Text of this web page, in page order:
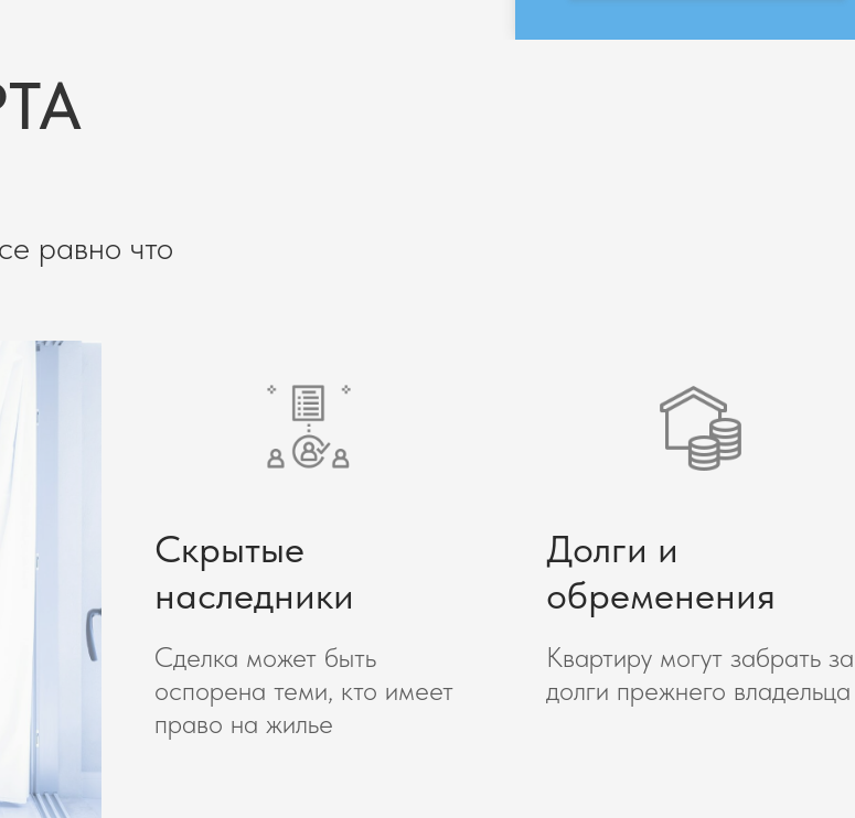
равно что
Скрытые
наследники
Сделка может быть
оспорена теми, кто имеет
право на жилье
Долги и
обременения
Квартиру могут забрать за
долги прежнего владельца